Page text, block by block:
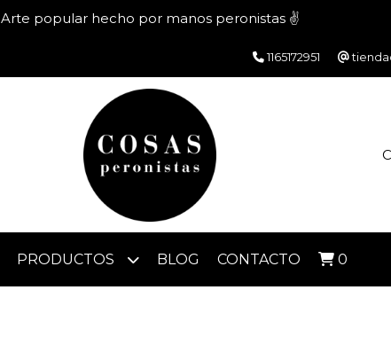
Arte popular hecho por manos peronistas ✌️
1165172951
PRODUCTOS BLOG CONTACTO 0